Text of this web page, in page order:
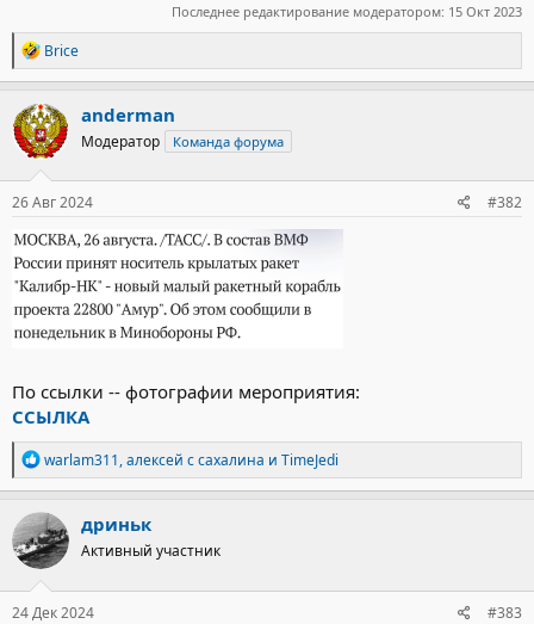
Последнее редактирование модератором: 15 Окт 2023
Р
е
а
к
ц
и
и
:
Brice
anderman
Модератор Команда форума
26 Авг 2024 #382
По ссылки -- фотографии мероприятия:
ССЫЛКА
Р
е
а
к
ц
и
и
:
warlam311,алексей с сахалина и TimeJedi
дриньк
Активный участник
24 Дек 2024 #383